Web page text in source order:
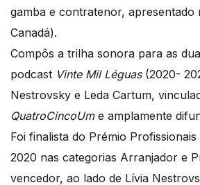
gamba e contratenor, apresentado
Canadá).
Compôs a trilha sonora para as
podcast Vinte Mil Léguas(2020-
Nestrovsky e Leda Cartum,
QuatroCincoUme amplamente
Foi finalista do Prémio
2020 nas categorias Arranjador e
vencedor, ao lado de Lívia